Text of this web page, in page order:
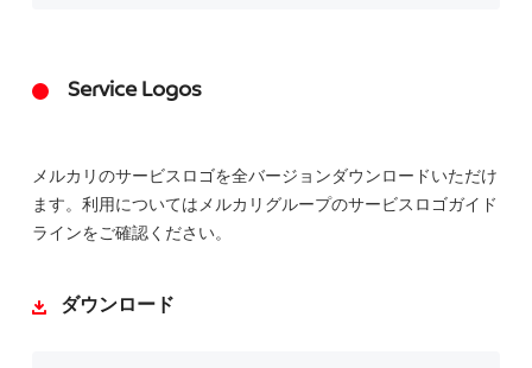
Service Logos
メルカリのサービスロゴを全バージョンダウンロードいただけ
ます。利用についてはメルカリグループのサービスロゴガイド
ラインをご確認ください。
ダウンロード